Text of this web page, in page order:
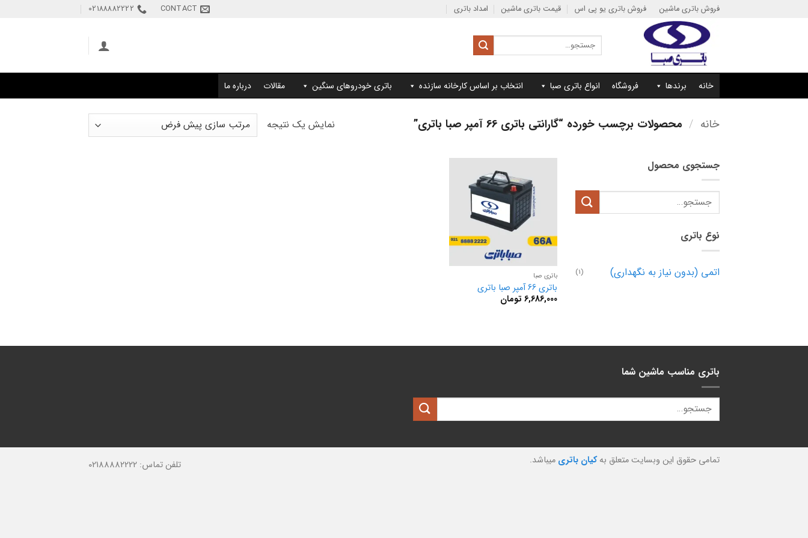
فروش باتری ماشین فروش باتری یو پی اس قیمت باتری ماشین امداد باتری CONTACT
02188882222
جستجو
برای:
خانه برندها فروشگاه انواع باتری صبا انتخاب بر اساس کارخانه سازنده باتری خودروهای سنگین مقالات درباره ما
خانه / محصولات برچسب خورده “گارانتی باتری 66 آمپر صبا باتری” نمایش یک نتیجه
جستجوی محصول
جستجو
برای:
نوع باتری
اتمی (بدون نیاز به نگهداری) (1) باتری صبا
باتری 66 آمپر صبا باتری
6,686,000 تومان
باتری مناسب ماشین شما
تلفن تماس: 02188882222 تمامی حقوق این وبسایت متعلق بهکیان باتری میباشد.